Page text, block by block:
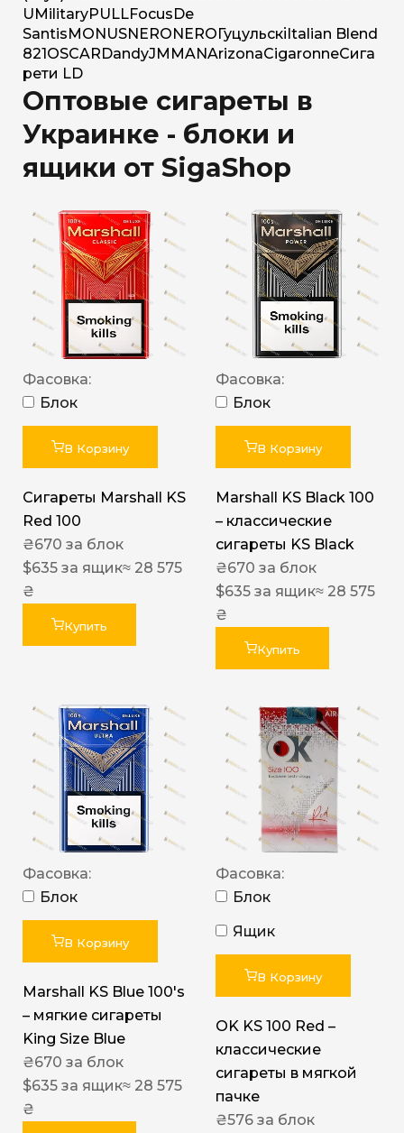
U MilitaryPULLFocus De
Santis MONUSNERO NERO Гуцульскі Italian Blend
821 OSCAR DandyJM MANArizonaCigaronneСига
рети LD
Оптовые сигареты в
Украинке - блоки и
ящики от SigaShop
Фасовка:
Блок
В Корзину
Сигареты Marshall KS
Red 100
₴670 за блок
$635 за ящик≈ 28 575
₴
Купить
Фасовка:
Блок
В Корзину
Marshall KS Black 100
– классические
сигареты KS Black
₴670 за блок
$635 за ящик≈ 28 575
₴
Купить
Фасовка:
Блок
В Корзину
Marshall KS Blue 100's
– мягкие сигареты
King Size Blue
₴670 за блок
$635 за ящик≈ 28 575
₴
Фасовка:
Блок
Ящик
В Корзину
OK KS 100 Red –
классические
сигареты в мягкой
пачке
₴576 за блок